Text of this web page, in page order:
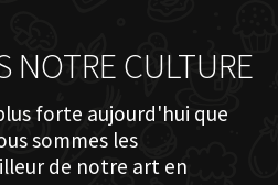
NOTRE CULTURE
forte aujourd'hui que
sommes les
de notre art en